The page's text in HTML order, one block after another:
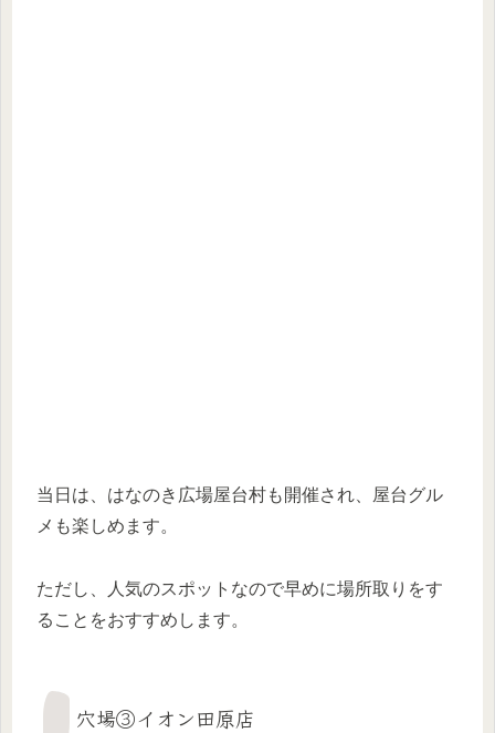
当日は、はなのき広場屋台村も開催され、屋台グル
メも楽しめます。
ただし、人気のスポットなので早めに場所取りをす
ることをおすすめします。
穴場③イオン田原店